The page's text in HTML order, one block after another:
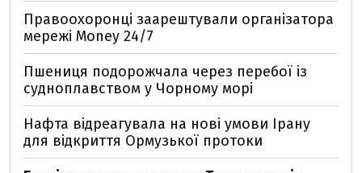
Правоохоронці заарештували організатора
мережі Money 24/7
Пшениця подорожчала через перебої із
судноплавством у Чорному морі
Нафта відреагувала на нові умови Ірану
для відкриття Ормузької протоки